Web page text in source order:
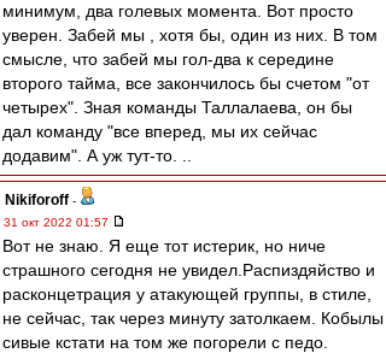
минимум, два голевых момента. Вот просто
уверен. Забей мы , хотя бы, один из них. В том
смысле, что забей мы гол-два к середине
второго тайма, все закончилось бы счетом "от
четырех". Зная команды Таллалаева, он бы
дал команду "все вперед, мы их сейчас
додавим". А уж тут-то. ..
Nikiforoff -
31 окт 2022 01:57
Вот не знаю. Я еще тот истерик, но ниче
страшного сегодня не увидел.Распиздяйство и
расконцетрация у атакующей группы, в стиле,
не сейчас, так через минуту затолкаем. Кобылы
сивые кстати на том же погорели с педо.